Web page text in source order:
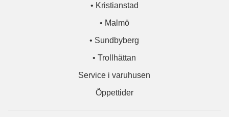
• Kristianstad
• Malmö
• Sundbyberg
• Trollhättan
Service i varuhusen
Öppettider